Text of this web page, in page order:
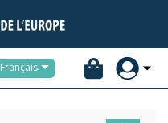
Français